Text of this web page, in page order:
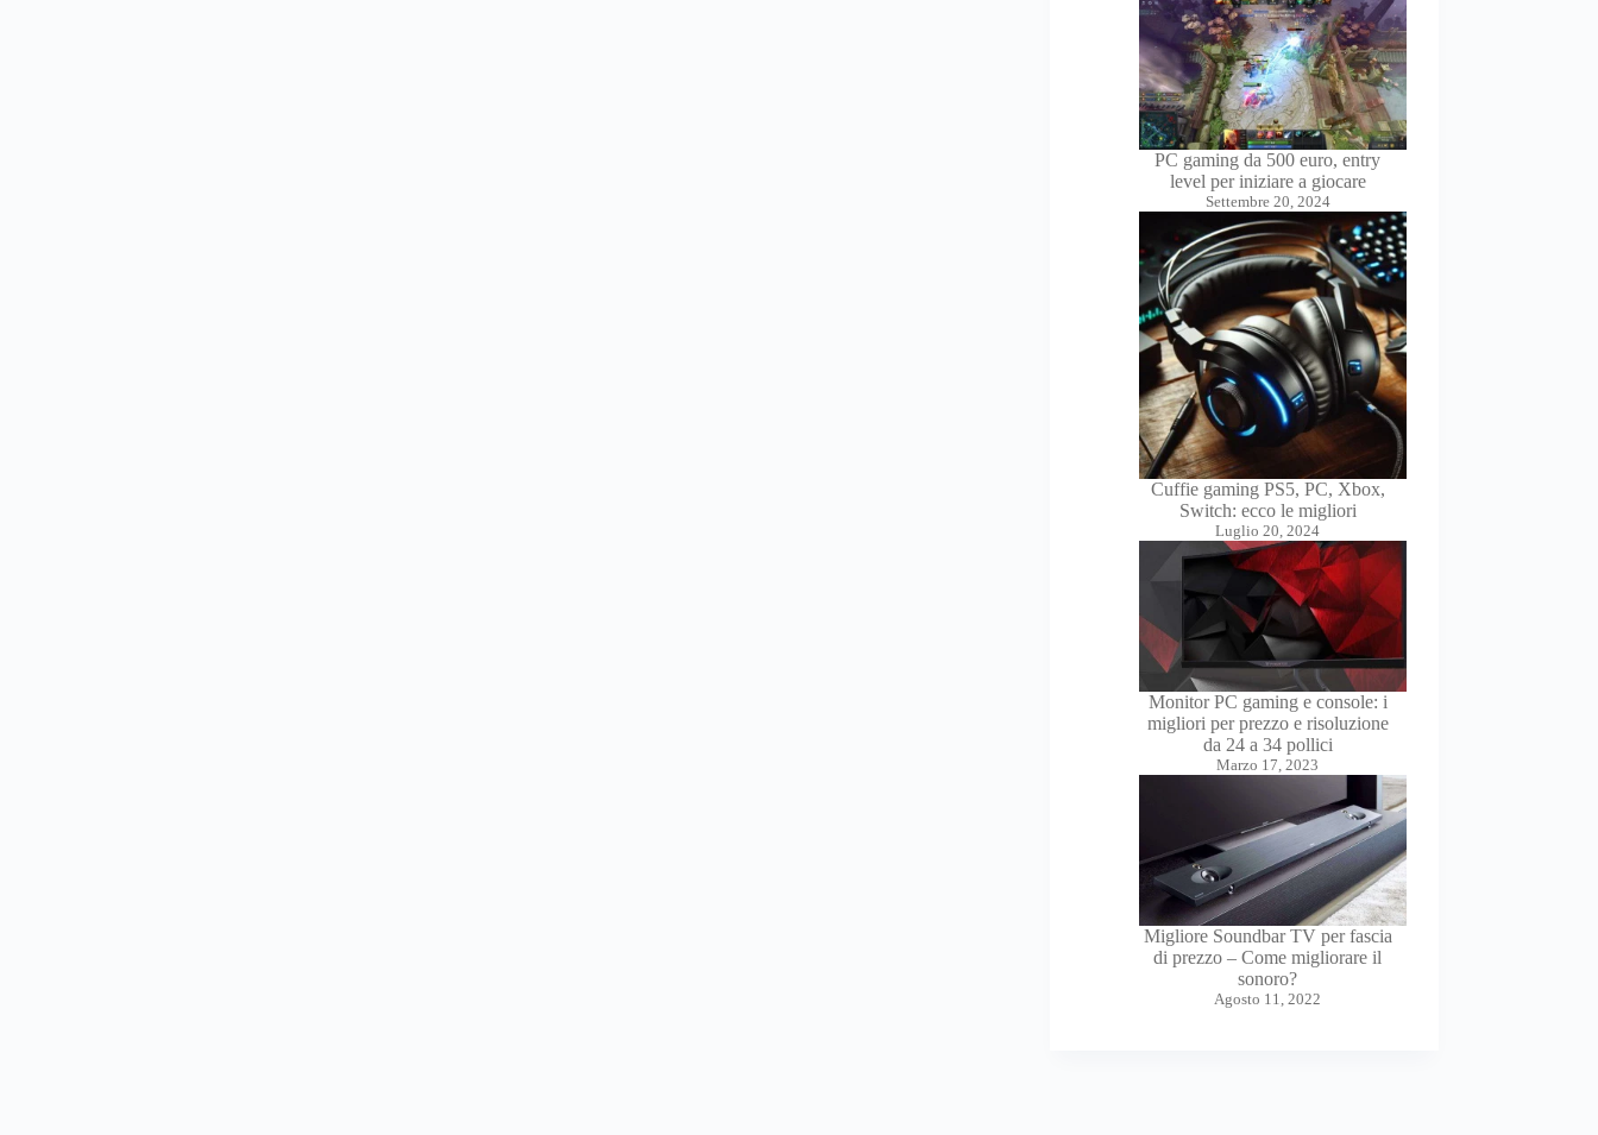
PC gaming da 500 euro, entry
level per iniziare a giocare
Settembre 20, 2024
Cuffie gaming PS5, PC, Xbox,
Switch: ecco le migliori
Luglio 20, 2024
Monitor PC gaming e console: i
migliori per prezzo e risoluzione
da 24 a 34 pollici
Marzo 17, 2023
Migliore Soundbar TV per fascia
di prezzo – Come migliorare il
sonoro?
Agosto 11, 2022